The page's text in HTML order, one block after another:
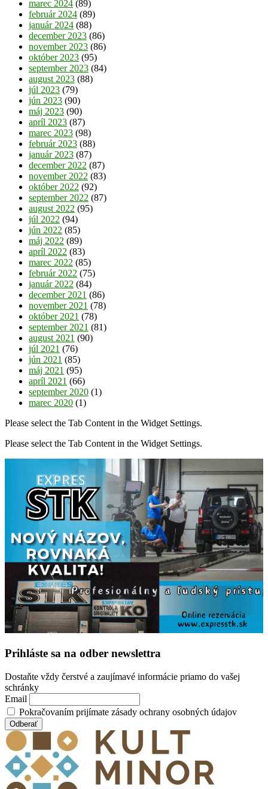
marec 2024 (89)
február 2024 (89)
január 2024 (88)
december 2023 (86)
november 2023 (86)
október 2023 (95)
september 2023 (84)
august 2023 (88)
júl 2023 (79)
jún 2023 (90)
máj 2023 (90)
apríl 2023 (87)
marec 2023 (98)
február 2023 (88)
január 2023 (87)
december 2022 (87)
november 2022 (83)
október 2022 (92)
september 2022 (87)
august 2022 (95)
júl 2022 (94)
jún 2022 (85)
máj 2022 (89)
apríl 2022 (83)
marec 2022 (85)
február 2022 (75)
január 2022 (84)
december 2021 (86)
november 2021 (78)
október 2021 (78)
september 2021 (81)
august 2021 (90)
júl 2021 (76)
jún 2021 (85)
máj 2021 (95)
apríl 2021 (66)
september 2020 (1)
marec 2020 (1)
Please select the Tab Content in the Widget Settings.
Please select the Tab Content in the Widget Settings.
Prihláste sa na odber newslettra
Dostaňte vždy čerstvé a zaujímavé informácie priamo do vašej
schránky
Email
Pokračovaním prijímate zásady ochrany osobných údajov